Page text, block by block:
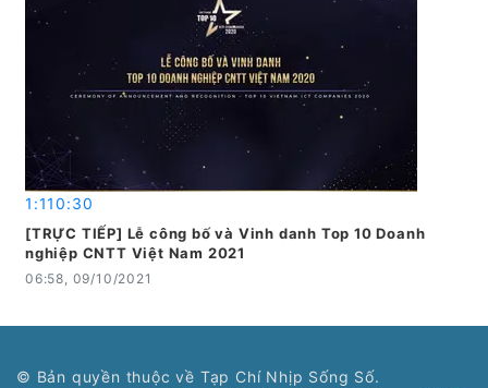
1:110:30
[TRỰC TIẾP] Lễ công bố và Vinh danh Top 10 Doanh
nghiệp CNTT Việt Nam 2021
06:58, 09/10/2021
© Bản quyền thuộc về Tạp Chí Nhịp Sống Số.